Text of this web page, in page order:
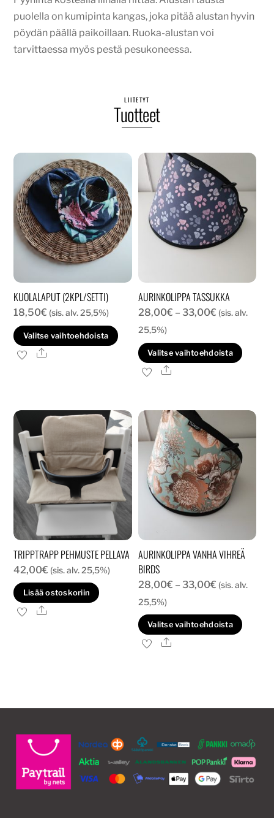
puolella on kumipinta kangas, joka pitää alustan hyvin
pöydän päällä paikoillaan. Ruoka-alustan voi
tarvittaessa myös pestä pesukoneessa.
LIITETYT
Tuotteet
KUOLALAPUT (2KPL/SETTI)
18,50€ (sis. alv. 25,5%)
Valitse vaihtoehdoista
Tällä
tuotteella
Voit
tehdä
valinnat
tuotteen
sivulla.
Ale
AURINKOLIPPA TASSUKKA
28,00€ – 33,00€Hintaluokka:
-
33,00€
(sis. alv.
25,5%)
Valitse vaihtoehdoista
Voit
Ale
TRIPPTRAPP PEHMUSTE PELLAVA
42,00€ (sis. alv. 25,5%)
Lisää ostoskoriin
Ale
AURINKOLIPPA VANHA VIHREÄ
BIRDS
28,00€ – 33,00€Hintaluokka:
-
33,00€
(sis. alv.
25,5%)
Valitse vaihtoehdoista
Ale